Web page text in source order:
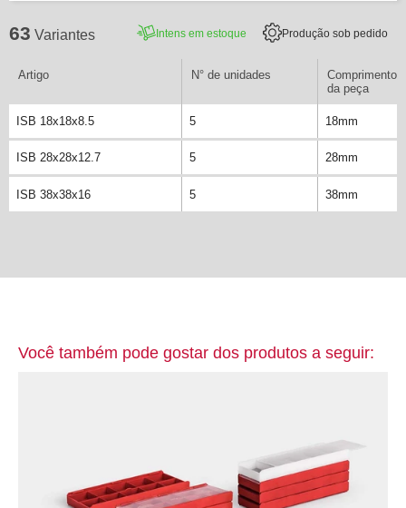
63 Variantes Intens em estoque Produção sob pedido
Artigo N° de unidades
Comprimento
da peça
ISB 18x18x8.5 5 18mm
ISB 28x28x12.7 5 28mm
ISB 38x38x16 5 38mm
Você também pode gostar dos produtos a seguir: